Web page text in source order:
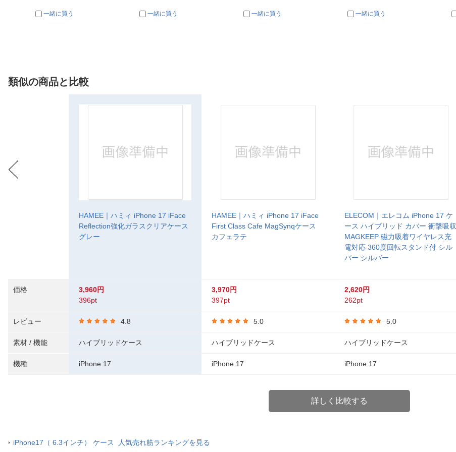
一緒に買う 一緒に買う 一緒に買う 一緒に買う
類似の商品と比較
価格
レビュー
素材 / 機能
機種
HAMEE｜ハミィ iPhone 17 iFace
Reflection強化ガラスクリアケース
グレー
3,960円
396pt
4.8
ハイブリッドケース
iPhone 17
HAMEE｜ハミィ iPhone 17 iFace
First Class Cafe MagSynqケース
カフェラテ
3,970円
397pt
5.0
ハイブリッドケース
iPhone 17
ELECOM｜エレコム iPhone 17 ケ
ース ハイブリッド カバー 衝撃吸収
MAGKEEP 磁力吸着ワイヤレス充
電対応 360度回転スタンド付 シル
バー シルバー
2,620円
262pt
5.0
ハイブリッドケース
iPhone 17
詳しく比較する
iPhone17（ 6.3インチ） ケース 人気売れ筋ランキングを見る